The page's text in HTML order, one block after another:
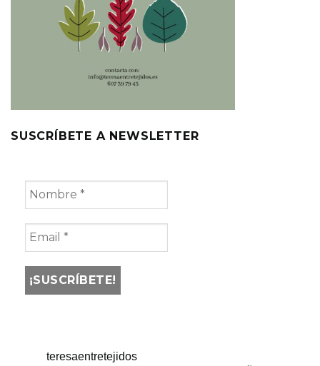
SUSCRÍBETE A NEWSLETTER
teresaentretejidos